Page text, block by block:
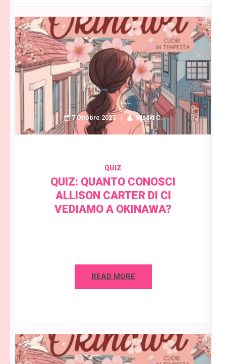
7 Ottobre 2025 Misaki C.
QUIZ
QUIZ: QUANTO CONOSCI
ALLISON CARTER DI CI
VEDIAMO A OKINAWA?
READ MORE